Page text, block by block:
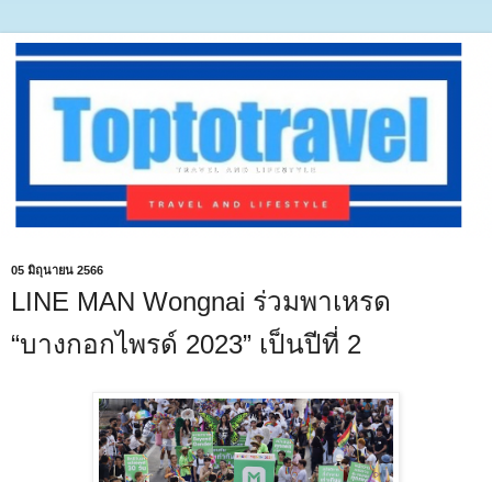
05 มิถุนายน 2566
LINE MAN Wongnai ร่วมพาเหรด
“บางกอกไพรด์ 2023” เป็นปีที่ 2